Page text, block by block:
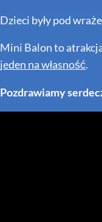
Dzieci były pod
Mini Balon to
jeden na własność.
Pozdrawiamy